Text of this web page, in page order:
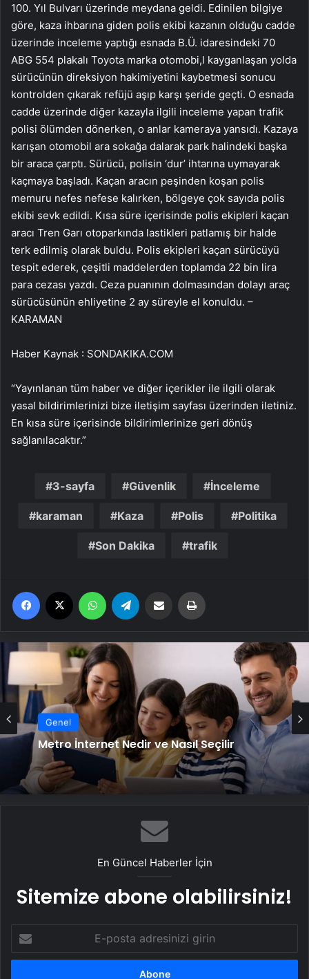
100. Yıl Bulvarı üzerinde meydana geldi. Edinilen bilgiye
göre, kaza ihbarına giden polis ekibi kazanın olduğu cadde
üzerinde inceleme yaptığı esnada B.Ü. idaresindeki 70
ABG 554 plakalı Toyota marka otomobi,l kayganlaşan yolda
sürücünün direksiyon hakimiyetini kaybetmesi sonucu
kontrolden çıkarak refüjü aşıp karşı şeride geçti. O esnada
cadde üzerinde diğer kazayla ilgili inceleme yapan trafik
polisi ölümden dönerken, o anlar kameraya yansıdı. Kazaya
karışan otomobil ara sokağa dalarak park halindeki başka
bir araca çarptı. Sürücü, polisin ‘dur’ ihtarına uymayarak
kaçmaya başladı. Kaçan aracın peşinden koşan polis
memuru nefes nefese kalırken, bölgeye çok sayıda polis
ekibi sevk edildi. Kısa süre içerisinde polis ekipleri kaçan
aracı Tren Garı otoparkında lastikleri patlamış bir halde
terk edilmiş olarak buldu. Polis ekipleri kaçan sürücüyü
tespit ederek, çeşitli maddelerden toplamda 22 bin lira
para cezası yazdı. Ceza puanının dolmasından dolayı araç
sürücüsünün ehliyetine 2 ay süreyle el konuldu. –
KARAMAN
Haber Kaynak : SONDAKIKA.COM
“Yayınlanan tüm haber ve diğer içerikler ile ilgili olarak
yasal bildirimlerinizi bize iletişim sayfası üzerinden iletiniz.
En kısa süre içerisinde bildirimlerinize geri dönüş
sağlanılacaktır.”
3-sayfa Güvenlik İnceleme
karaman Kaza Polis Politika
Son Dakika trafik
Facebook WhatsApp Email'den paylaş
Genel
Metro İnternet Nedir ve Nasıl Seçilir
En Güncel Haberler İçin
Sitemize abone olabilirsiniz!
posta
adresinizi